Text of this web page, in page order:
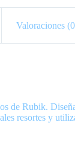
Valoraciones
Rubik.
resortes y